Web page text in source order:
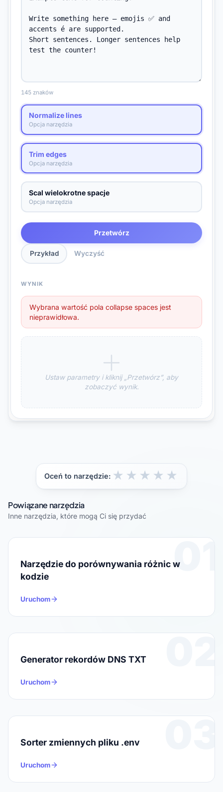
145 znaków
Normalize lines
Opcja narzędzia
Trim edges
Opcja narzędzia
Scal wielokrotne spacje
Opcja narzędzia
Przetwórz
Przykład Wyczyść
WYNIK
Wybrana wartość pola collapse spaces jest
nieprawidłowa.
Ustaw parametry i kliknij „Przetwórz”, aby
zobaczyć wynik.
Oceń to narzędzie: ★
★
★
★
★
Powiązane narzędzia
Inne narzędzia, które mogą Ci się przydać
01
Narzędzie do porównywania różnic w
kodzie
Uruchom
02
Generator rekordów DNS TXT
Uruchom
03
Sorter zmiennych pliku .env
Uruchom